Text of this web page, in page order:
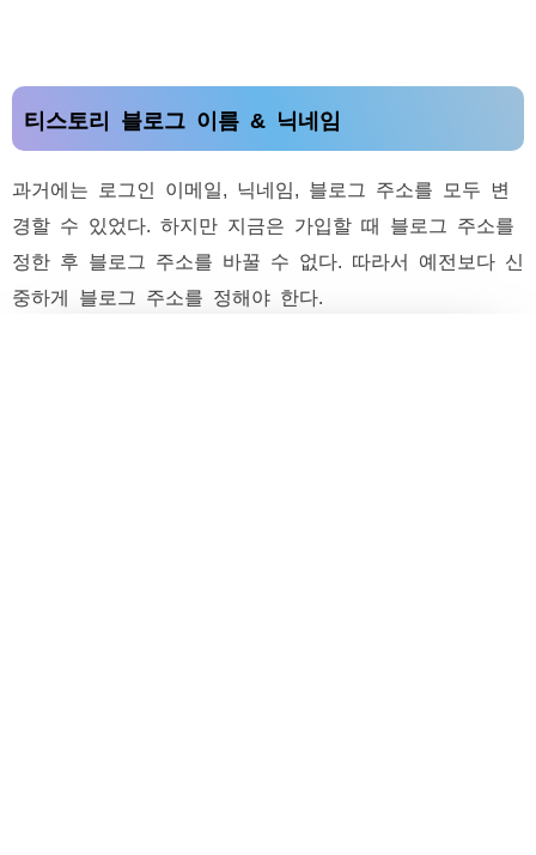
티스토리 블로그 이름 & 닉네임
과거에는 로그인 이메일, 닉네임, 블로그 주소를 모두 변
경할 수 있었다. 하지만 지금은 가입할 때 블로그 주소를
정한 후 블로그 주소를 바꿀 수 없다. 따라서 예전보다 신
중하게 블로그 주소를 정해야 한다.